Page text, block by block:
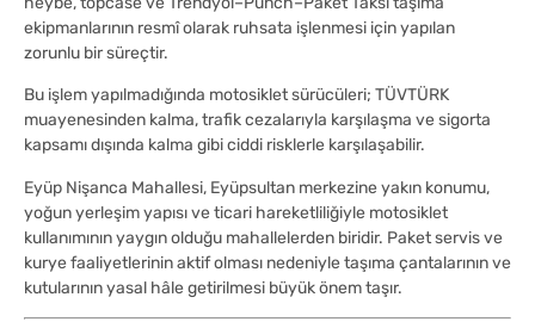
ekipmanlarının resmî olarak ruhsata işlenmesi için yapılan
zorunlu bir süreçtir.
Bu işlem yapılmadığında motosiklet sürücüleri; TÜVTÜRK
muayenesinden kalma, trafik cezalarıyla karşılaşma ve sigorta
kapsamı dışında kalma gibi ciddi risklerle karşılaşabilir.
Eyüp Nişanca Mahallesi, Eyüpsultan merkezine yakın konumu,
yoğun yerleşim yapısı ve ticari hareketliliğiyle motosiklet
kullanımının yaygın olduğu mahallelerden biridir. Paket servis ve
kurye faaliyetlerinin aktif olması nedeniyle taşıma çantalarının ve
kutularının yasal hâle getirilmesi büyük önem taşır.